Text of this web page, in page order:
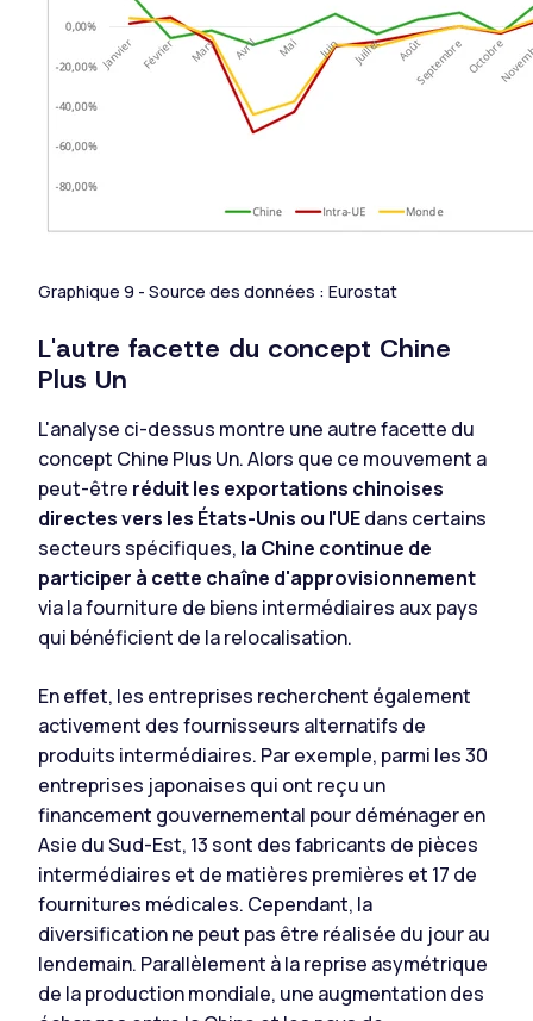
Graphique 9 - Source des données : Eurostat
L'autre facette du concept Chine
Plus Un
L'analyse ci-dessus montre une autre facette du
concept Chine Plus Un. Alors que ce mouvement a
peut-être réduit les exportations chinoises
directes vers les États-Unis ou l'UEdans certains
secteurs spécifiques, la Chine continue de
participer à cette chaîne d'approvisionnement
via la fourniture de biens intermédiaires aux pays
qui bénéficient de la relocalisation.
En effet, les entreprises recherchent également
activement des fournisseurs alternatifs de
produits intermédiaires. Par exemple, parmi les 30
entreprises japonaises qui ont reçu un
financement gouvernemental pour déménager en
Asie du Sud-Est, 13 sont des fabricants de pièces
intermédiaires et de matières premières et 17 de
fournitures médicales. Cependant, la
diversification ne peut pas être réalisée du jour au
lendemain. Parallèlement à la reprise asymétrique
de la production mondiale, une augmentation des